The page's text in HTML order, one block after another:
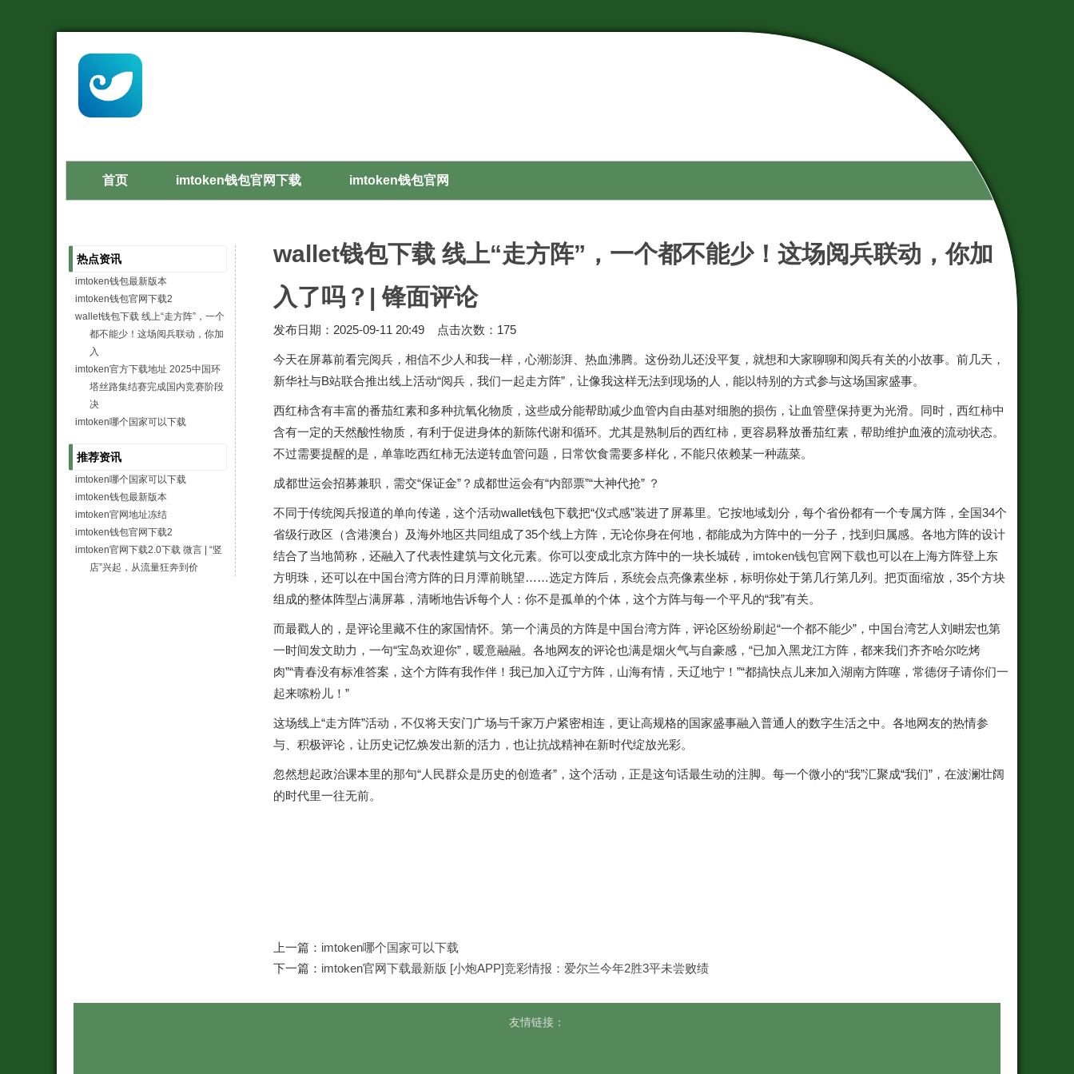
首页 imtoken钱包官网下载 imtoken钱包官网
wallet钱包下载 线上“走方阵”，一个都不能少！这场阅兵联动，你加
入了吗？| 锋面评论
发布日期：2025-09-11 20:49 点击次数：175
今天在屏幕前看完阅兵，相信不少人和我一样，心潮澎湃、热血沸腾。这份劲儿还没平复，就想和大家聊聊和阅兵有关的小故事。前几天，
新华社与B站联合推出线上活动“阅兵，我们一起走方阵”，让像我这样无法到现场的人，能以特别的方式参与这场国家盛事。
西红柿含有丰富的番茄红素和多种抗氧化物质，这些成分能帮助减少血管内自由基对细胞的损伤，让血管壁保持更为光滑。同时，西红柿中
含有一定的天然酸性物质，有利于促进身体的新陈代谢和循环。尤其是熟制后的西红柿，更容易释放番茄红素，帮助维护血液的流动状态。
不过需要提醒的是，单靠吃西红柿无法逆转血管问题，日常饮食需要多样化，不能只依赖某一种蔬菜。
成都世运会招募兼职，需交“保证金”？成都世运会有“内部票”“大神代抢” ？
不同于传统阅兵报道的单向传递，这个活动wallet钱包下载把“仪式感”装进了屏幕里。它按地域划分，每个省份都有一个专属方阵，全国34个
省级行政区（含港澳台）及海外地区共同组成了35个线上方阵，无论你身在何地，都能成为方阵中的一分子，找到归属感。各地方阵的设计
结合了当地简称，还融入了代表性建筑与文化元素。你可以变成北京方阵中的一块长城砖， imtoken钱包官网下载也可以在上海方阵登上东
方明珠，还可以在中国台湾方阵的日月潭前眺望……选定方阵后，系统会点亮像素坐标，标明你处于第几行第几列。把页面缩放，35个方块
组成的整体阵型占满屏幕，清晰地告诉每个人：你不是孤单的个体，这个方阵与每一个平凡的“我”有关。
而最戳人的，是评论里藏不住的家国情怀。第一个满员的方阵是中国台湾方阵，评论区纷纷刷起“一个都不能少”，中国台湾艺人刘畊宏也第
一时间发文助力，一句“宝岛欢迎你”，暖意融融。各地网友的评论也满是烟火气与自豪感，“已加入黑龙江方阵，都来我们齐齐哈尔吃烤
肉”“青春没有标准答案，这个方阵有我作伴！我已加入辽宁方阵，山海有情，天辽地宁！”“都搞快点儿来加入湖南方阵噻，常德伢子请你们一
起来嗦粉儿！”
这场线上“走方阵”活动，不仅将天安门广场与千家万户紧密相连，更让高规格的国家盛事融入普通人的数字生活之中。各地网友的热情参
与、积极评论，让历史记忆焕发出新的活力，也让抗战精神在新时代绽放光彩。
忽然想起政治课本里的那句“人民群众是历史的创造者”，这个活动，正是这句话最生动的注脚。每一个微小的“我”汇聚成“我们”，在波澜壮阔
的时代里一往无前。
上一篇： imtoken哪个国家可以下载
下一篇： imtoken官网下载最新版 [小炮APP]竞彩情报：爱尔兰今年2胜3平未尝败绩
热点资讯
imtoken钱包最新版本
imtoken钱包官网下载2
wallet钱包下载 线上“走方阵”，一个
都不能少！这场阅兵联动，你加
入
imtoken官方下载地址 2025中国环
塔丝路集结赛完成国内竞赛阶段
决
imtoken哪个国家可以下载
推荐资讯
imtoken哪个国家可以下载
imtoken钱包最新版本
imtoken官网地址冻结
imtoken钱包官网下载2
imtoken官网下载2.0下载 微言 | “竖
店”兴起，从流量狂奔到价
友情链接：